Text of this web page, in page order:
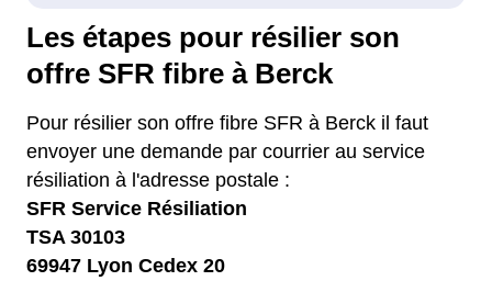
Les étapes pour résilier son
offre SFR fibre à Berck
Pour résilier son offre fibre SFR à Berck il faut
envoyer une demande par courrier au service
résiliation à l'adresse postale :
SFR Service Résiliation
TSA 30103
69947 Lyon Cedex 20